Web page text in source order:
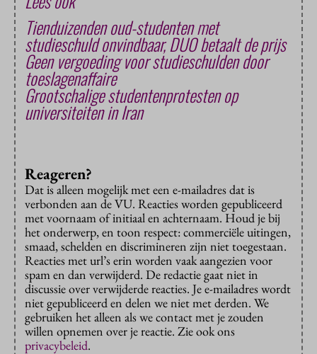
Tienduizenden oud-studenten met
studieschuld onvindbaar, DUO betaalt de prijs
Geen vergoeding voor studieschulden door
toeslagenaffaire
Grootschalige studentenprotesten op
universiteiten in Iran
Reageren?
Dat is alleen mogelijk met een e-mailadres dat is
verbonden aan de VU. Reacties worden gepubliceerd
met voornaam of initiaal en achternaam. Houd je bij
het onderwerp, en toon respect: commerciële uitingen,
smaad, schelden en discrimineren zijn niet toegestaan.
Reacties met url’s erin worden vaak aangezien voor
spam en dan verwijderd. De redactie gaat niet in
discussie over verwijderde reacties. Je e-mailadres wordt
niet gepubliceerd en delen we niet met derden. We
gebruiken het alleen als we contact met je zouden
willen opnemen over je reactie. Zie ook ons
privacybeleid.